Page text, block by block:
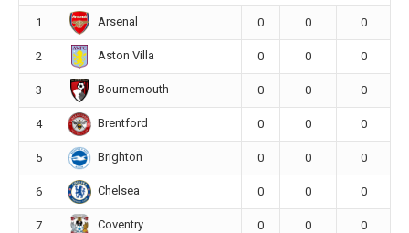
1 Arsenal 0 0 0
2 Aston Villa 0 0 0
3 Bournemouth 0 0 0
4 Brentford 0 0 0
5 Brighton 0 0 0
6 Chelsea 0 0 0
7 Coventry 0 0 0